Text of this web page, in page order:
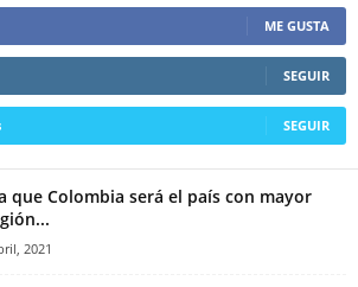
ME GUSTA
SEGUIR
SEGUIR
que Colombia será el país con mayor
2021